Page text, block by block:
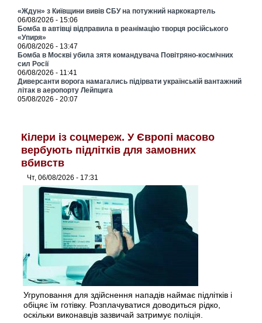
«Ждун» з Київщини вивів СБУ на потужний наркокартель
06/08/2026 - 15:06
Бомба в автівці відправила в реанімацію творця російського
«Упиря»
06/08/2026 - 13:47
Бомба в Москві убила зятя командувача Повітряно-космічних
сил Росії
06/08/2026 - 11:41
Диверсанти ворога намагались підірвати українській вантажний
літак в аеропорту Лейпцига
05/08/2026 - 20:07
Кілери із соцмереж. У Європі масово
вербують підлітків для замовних
вбивств
Чт, 06/08/2026 - 17:31
Угруповання для здійснення нападів наймає підлітків і
обіцяє їм готівку. Розплачуватися доводиться рідко,
оскільки виконавців зазвичай затримує поліція.